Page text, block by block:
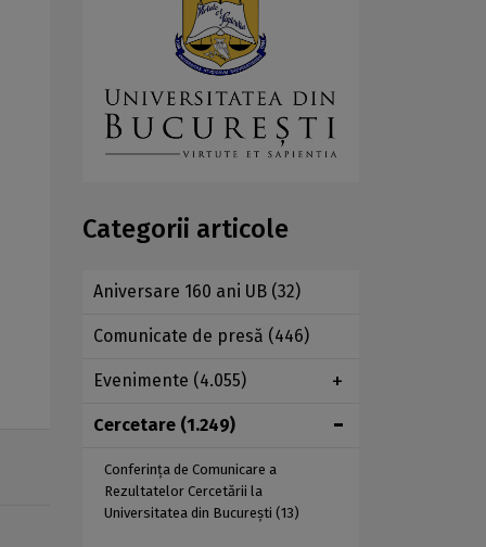
Categorii articole
Aniversare 160 ani UB (32)
Comunicate de presă (446)
Evenimente (4.055)
Cercetare (1.249)
Conferința de Comunicare a
Rezultatelor Cercetării la
Universitatea din București (13)